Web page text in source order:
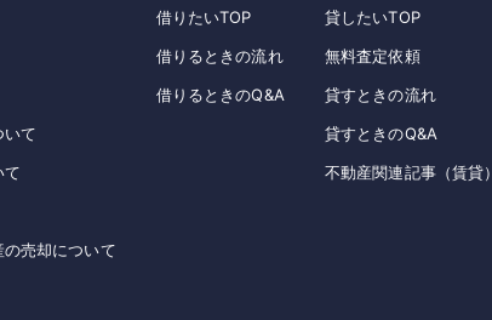
いて
て
売却について
借りたいTOP
借りるときの流れ
借りるときのQ&A
貸したいTOP
無料査定依頼
貸すときの流れ
貸すときのQ&A
不動産関連記事（賃貸）